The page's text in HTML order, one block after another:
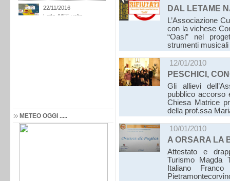
METEO OGGI .....
DAL LETAME
L’Associazione
con la vichese
“Oasi” nel
strumenti
12/01/2010
PESCHICI,
Gli allievi
pubblico accorso
Chiesa Matrice
della prof.ssa
10/01/2010
A ORSARA LA
Attestato e
Turismo Magda
Italiano